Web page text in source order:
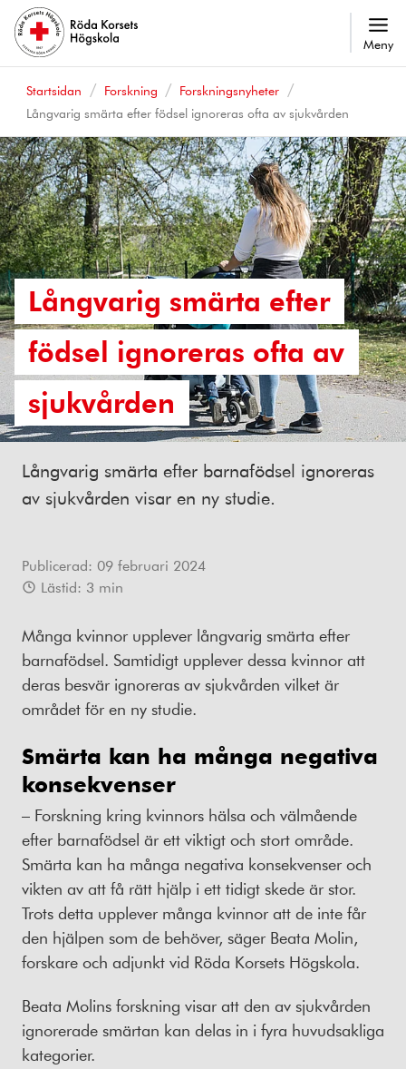
Meny
Startsidan Forskning
Forskningsnyheter
Långvarig smärta efter födsel ignoreras ofta av sjukvården
Långvarig smärta efter
födsel ignoreras ofta av
sjukvården
Långvarig smärta efter barnafödsel ignoreras
av sjukvården visar en ny studie.
Publicerad: 09 februari 2024
Lästid: 3 min
Många kvinnor upplever långvarig smärta efter
barnafödsel. Samtidigt upplever dessa kvinnor att
deras besvär ignoreras av sjukvården vilket är
området för en ny studie.
Smärta kan ha många negativa
konsekvenser
– Forskning kring kvinnors hälsa och välmående
efter barnafödsel är ett viktigt och stort område.
Smärta kan ha många negativa konsekvenser och
vikten av att få rätt hjälp i ett tidigt skede är stor.
Trots detta upplever många kvinnor att de inte får
den hjälpen som de behöver, säger Beata Molin,
forskare och adjunkt vid Röda Korsets Högskola.
Beata Molins forskning visar att den av sjukvården
ignorerade smärtan kan delas in i fyra huvudsakliga
kategorier.